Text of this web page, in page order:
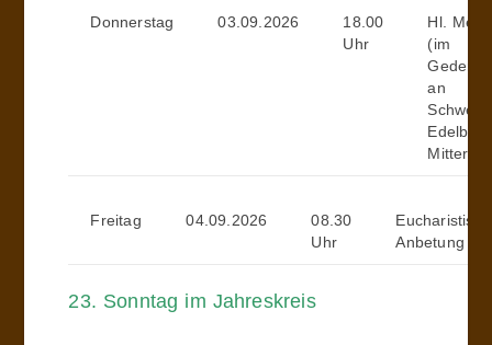
Donnerstag 03.09.2026
18.00
Uhr
Hl.
(im
an
Edelburg
Freitag 04.09.2026
08.30
Uhr
Anbetung
23. Sonntag im Jahreskreis